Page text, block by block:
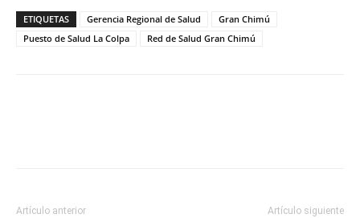
ETIQUETAS Gerencia Regional de Salud
Gran Chimú
Puesto de Salud La Colpa
Red de Salud Gran Chimú
Artículo anterior Artículo siguiente